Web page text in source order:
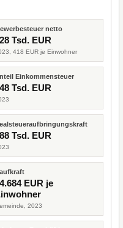
netto
Tsd. EUR
418 EUR je Einwohner
Einkommensteuer
Tsd. EUR
Tsd. EUR
EUR je
2023